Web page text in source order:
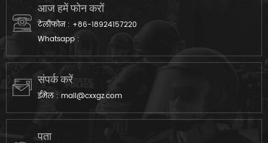
आज हमें फोन करों
टेलीफोन : +86-18924157220
Whatsapp :
संपर्क करें
ईमेल : mail@cxxgz.com
पता